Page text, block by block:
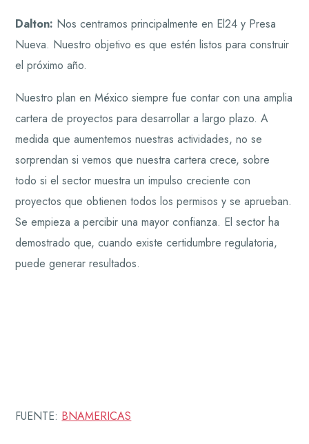
Dalton: Nos centramos principalmente en El24 y Presa
Nueva. Nuestro objetivo es que estén listos para construir
el próximo año.
Nuestro plan en México siempre fue contar con una amplia
cartera de proyectos para desarrollar a largo plazo. A
medida que aumentemos nuestras actividades, no se
sorprendan si vemos que nuestra cartera crece, sobre
todo si el sector muestra un impulso creciente con
proyectos que obtienen todos los permisos y se aprueban.
Se empieza a percibir una mayor confianza. El sector ha
demostrado que, cuando existe certidumbre regulatoria,
puede generar resultados.
FUENTE: BNAMERICAS